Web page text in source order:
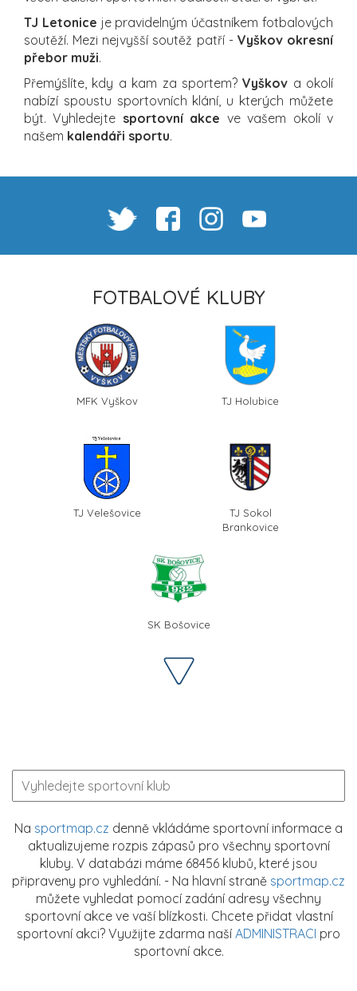
TJ Letonice je pravidelným účastníkem fotbalových
soutěží. Mezi nejvyšší soutěž patří - Vyškov okresní
přebor muži.
Přemýšlíte, kdy a kam za sportem?Vyškov a okolí
nabízí spoustu sportovních klání, u kterých můžete
být. Vyhledejte sportovní akce ve vašem okolí v
našem kalendáři sportu.
FOTBALOVÉ KLUBY
MFK Vyškov TJ Holubice
TJ Velešovice
TJ Sokol
Brankovice
SK Bošovice
Na sportmap.cz denně vkládáme sportovní informace a
aktualizujeme rozpis zápasů pro všechny sportovní
kluby. V databázi máme 68456 klubů, které jsou
připraveny pro vyhledání. - Na hlavní straně sportmap.cz
můžete vyhledat pomocí zadání adresy všechny
sportovní akce ve vaší blízkosti. Chcete přidat vlastní
sportovní akci? Využijte zdarma naší ADMINISTRACI pro
sportovní akce.